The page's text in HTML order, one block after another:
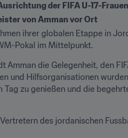
der FIFA U-17-
von Amman vor Ort
ihrer globalen Etappe in
Pokal im Mittelpunkt.
die Gelegenheit, den
und Hilfsorganisationen
zu genießen und die
des jordanischen